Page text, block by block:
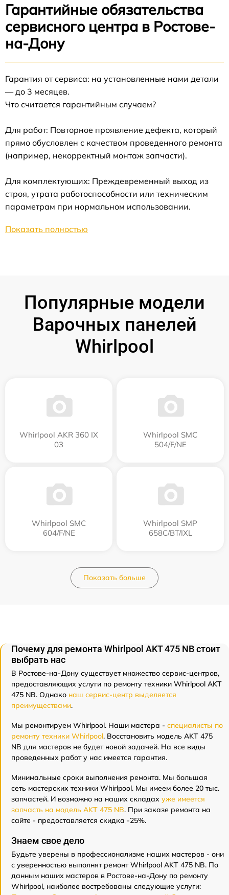
Гарантийные обязательства
сервисного центра в Ростове-
на-Дону
Гарантия от сервиса: на установленные нами детали
— до 3 месяцев.
Что считается гарантийным случаем?
Для работ: Повторное проявление дефекта, который
прямо обусловлен с качеством проведенного ремонта
(например, некорректный монтаж запчасти).
Для комплектующих: Преждевременный выход из
строя, утрата работоспособности или техническим
параметрам при нормальном использовании.
Показать полностью
Популярные модели
Варочных панелей
Whirlpool
Whirlpool AKR 360 IX
03
Whirlpool SMC
504/F/NE
Whirlpool SMC
604/F/NE
Whirlpool SMP
658C/BT/IXL
Показать больше
Почему для ремонта Whirlpool AKT 475 NB стоит
выбрать нас
В Ростове-на-Дону существует множество сервис-центров,
предоставляющих услуги по ремонту техники Whirlpool AKT
475 NB. Однако наш сервис-центр выделяется
преимуществами.
Мы ремонтируем Whirlpool. Наши мастера - специалисты по
ремонту техники Whirlpool. Восстановить модель AKT 475
NB для мастеров не будет новой задачей. На все виды
проведенных работ у нас имеется гарантия.
Минимальные сроки выполнения ремонта. Мы большая
сеть мастерских техники Whirlpool. Мы имеем более 20 тыс.
запчастей. И возможно на наших складах уже имеется
запчасть на модель AKT 475 NB. При заказе ремонта на
сайте - предоставляется скидка -25%.
Знаем свое дело
Будьте уверены в профессионализме наших мастеров - они
с уверенностью выполнят ремонт Whirlpool AKT 475 NB. По
данным наших мастеров в Ростове-на-Дону по ремонту
Whirlpool, наиболее востребованы следующие услуги: